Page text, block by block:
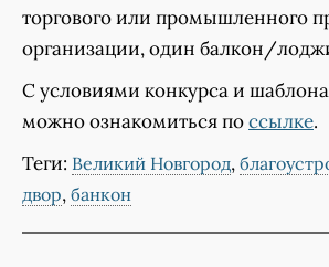
торгового или промышленного
организации, один балкон/
С условиями конкурса и
можно ознакомиться поссылке.
Теги: Великий Новгород,
двор, банкон